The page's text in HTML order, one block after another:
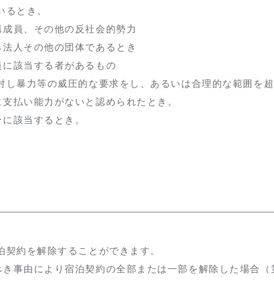
るとき。
、その他の反社会的勢力
その他の団体であるとき
当する者があるもの
し暴力等の威圧的な要求をし、あるいは合理的な範囲を
払い能力がないと認められたとき。
該当するとき。
約を解除することができます。
事由により宿泊契約の全部または一部を解除した場合